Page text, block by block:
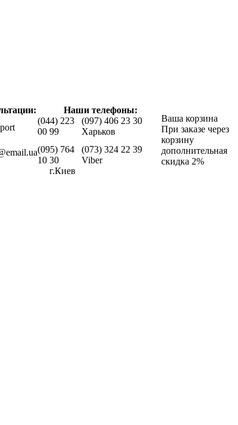
Наши телефоны:
Ваша корзина
При заказе через
корзину
дополнительная
скидка 2%
(044) 223
00 99
(097) 406 23 30
Харьков
(095) 764
10 30
(073) 324 22 39
Viber
г.Киев